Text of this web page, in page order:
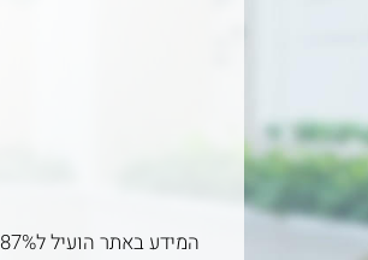
המידע באתר הועיל ל87% מהגולשים.